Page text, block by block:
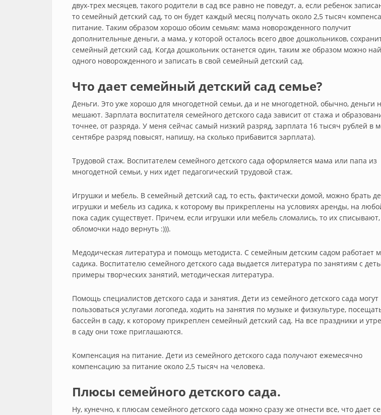
двух-трех месяцев, такого родители в сад все равно не поведут, а, если ребенок
то семейный детский сад, то он будет каждый месяц получать около 2,5 тысяч
питание. Таким образом хорошо обоим семьям: мама новорожденного получит
дополнительные деньги, а мама, у которой осталось всего двое дошкольников,
семейный детский сад. Когда дошкольник останется один, таким же образом можно
одного новорожденного и записать в свой семейный детский сад.
Что дает семейный детский сад семье?
Деньги. Это уже хорошо для многодетной семьи, да и не многодетной, обычно, деньги
мешают. Зарплата воспитателя семейного детского сада зависит от стажа и
точнее, от разряда. У меня сейчас самый низкий разряд, зарплата 16 тысяч рублей в
сентябре разряд повысят, напишу, на сколько прибавится зарплата).
Трудовой стаж. Воспитателем семейного детского сада оформляется мама или папа из
многодетной семьи, у них идет педагогический трудовой стаж.
Игрушки и мебель. В семейный детский сад, то есть, фактически домой, можно брать
игрушки и мебель из садика, к которому вы прикреплены на условиях аренды, на
пока садик существует. Причем, если игрушки или мебель сломались, то их списывают,
обломочки надо вернуть :))).
Медодическая литература и помощь методиста. С семейным детским садом работает
садика. Воспитателю семейного детского сада выдается литература по занятиям с
примеры творческих занятий, методическая литература.
Помощь специалистов детского сада и занятия. Дети из семейного детского сада могут
пользоваться услугами логопеда, ходить на занятия по музыке и физкультуре,
бассейн в саду, к которому прикреплен семейный детский сад. На все праздники и
в саду они тоже приглашаются.
Компенсация на питание. Дети из семейного детского сада получают ежемесячно
компенсацию за питание около 2,5 тысяч на человека.
Плюсы семейного детского сада.
Ну, кунечно, к плюсам семейного детского сада можно сразу же отнести все, что дает